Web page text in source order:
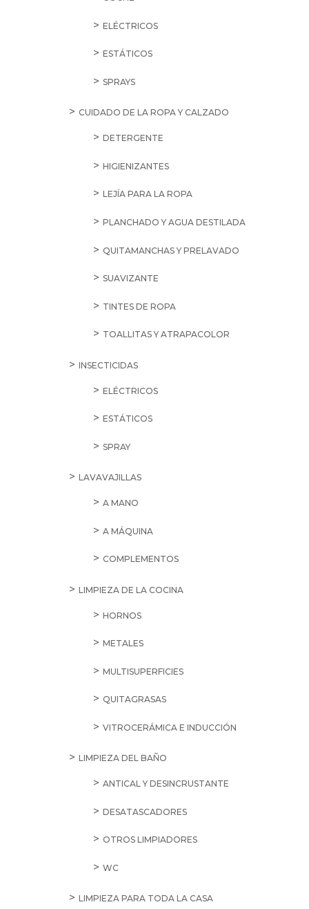
ELÉCTRICOS
ESTÁTICOS
SPRAYS
CUIDADO DE LA ROPA Y CALZADO
DETERGENTE
HIGIENIZANTES
LEJÍA PARA LA ROPA
PLANCHADO Y AGUA DESTILADA
QUITAMANCHAS Y PRELAVADO
SUAVIZANTE
TINTES DE ROPA
TOALLITAS Y ATRAPACOLOR
INSECTICIDAS
ELÉCTRICOS
ESTÁTICOS
SPRAY
LAVAVAJILLAS
A MANO
A MÁQUINA
COMPLEMENTOS
LIMPIEZA DE LA COCINA
HORNOS
METALES
MULTISUPERFICIES
QUITAGRASAS
VITROCERÁMICA E INDUCCIÓN
LIMPIEZA DEL BAÑO
ANTICAL Y DESINCRUSTANTE
DESATASCADORES
OTROS LIMPIADORES
WC
LIMPIEZA PARA TODA LA CASA